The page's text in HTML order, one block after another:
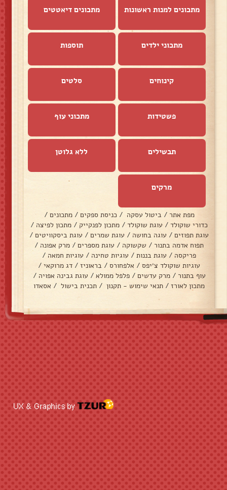
מתכונים למנות ראשונות מתכונים דיאטטים
מתכוני ילדים תוספות
קינוחים סלטים
פשטידות מתכוני עוף
תבשילים ללא גלוטן
מרקים
מפת אתר / ביטול עסקה / כניסת ספקים / מתכונים /
כדורי שוקולד / עוגת שוקולד / מתכון לפנקייק / מתכון לפיצה /
עוגת תפוזים / עוגה בחושה / עוגת שמרים / עוגת ביסקוויטים /
תפוח אדמה בתנור / שקשוקה / עוגת מספרים / מרק אפונה /
פריקסה / עוגת בננות / עוגיות טחינה / עוגיות חמאה /
עוגיות שוקולד צ׳יפס / אלפחורס / בראוניז / דג מרוקאי /
עוף בתנור / מרק עדשים / פלפל ממולא / עוגת גבינה אפויה /
מתכון לאורז / תנאי שימוש - תקנון / תכנית בישול / אסאדו